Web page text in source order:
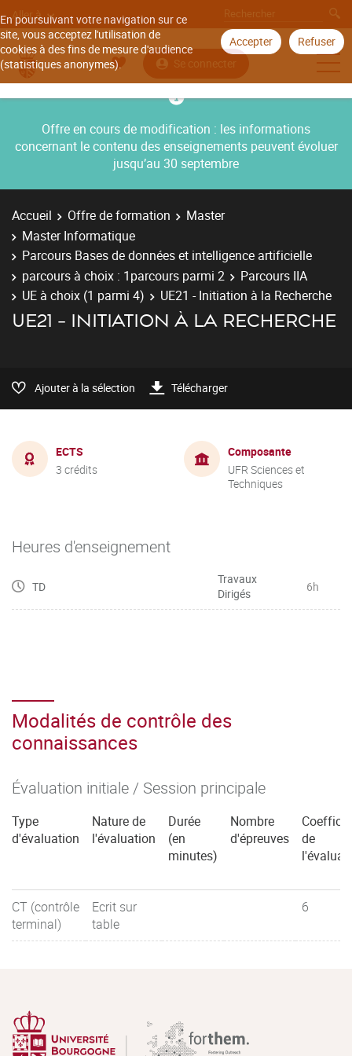
En poursuivant votre navigation sur ce
site, vous acceptez l'utilisation de
cookies à des fins de mesure d'audience
(statistiques anonymes).
Accepter Refuser
Aller à
Se connecter
Offre en cours de modification : les informations
concernant le contenu des enseignements peuvent évoluer
jusqu’au 30 septembre
Accueil Offre de formation
Master
Master Informatique
Parcours Bases de données et intelligence artificielle
parcours à choix : 1parcours parmi 2
Parcours IIA
UE à choix (1 parmi 4)
UE21 - Initiation à la Recherche
UE21 - INITIATION À LA RECHERCHE
Ajouter à la sélection Télécharger
ECTS
3 crédits
Composante
UFR Sciences et
Techniques
Heures d'enseignement
TD
Travaux
Dirigés
6h
Modalités de contrôle des
connaissances
Évaluation initiale / Session principale
Type
d'évaluation
Nature de
l'évaluation
Durée
(en
minutes)
Nombre
d'épreuves
de
CT (contrôle
terminal)
Ecrit sur
table
6